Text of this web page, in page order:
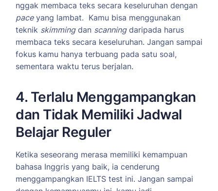
nggak membaca teks secara keseluruhan dengan
paceyang lambat. Kamu bisa menggunakan
teknik skimmingdan scanningdaripada harus
membaca teks secara keseluruhan. Jangan sampai
fokus kamu hanya terbuang pada satu soal,
sementara waktu terus berjalan.
4. Terlalu Menggampangkan
dan Tidak Memiliki Jadwal
Belajar Reguler
Ketika seseorang merasa memiliki kemampuan
bahasa Inggris yang baik, ia cenderung
menggampangkan IELTS test ini. Jangan sampai